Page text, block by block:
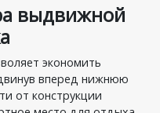
выдвижной
экономить
вперед нижнюю
от конструкции